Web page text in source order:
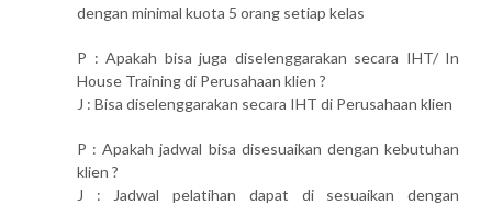
dengan minimal kuota 5 orang setiap kelas
P : Apakah bisa juga diselenggarakan secara IHT/ In
House Training di Perusahaan klien ?
J : Bisa diselenggarakan secara IHT di Perusahaan klien
P : Apakah jadwal bisa disesuaikan dengan kebutuhan
klien ?
J : Jadwal pelatihan dapat di sesuaikan dengan